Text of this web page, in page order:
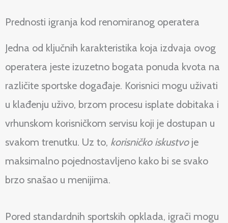
Prednosti igranja kod renomiranog operatera
Jedna od ključnih karakteristika koja izdvaja ovog
operatera jeste izuzetno bogata ponuda kvota na
različite sportske događaje. Korisnici mogu uživati
u klađenju uživo, brzom procesu isplate dobitaka i
vrhunskom korisničkom servisu koji je dostupan u
svakom trenutku. Uz to, korisničko iskustvoje
maksimalno pojednostavljeno kako bi se svako
brzo snašao u menijima.
Pored standardnih sportskih opklada, igrači mogu